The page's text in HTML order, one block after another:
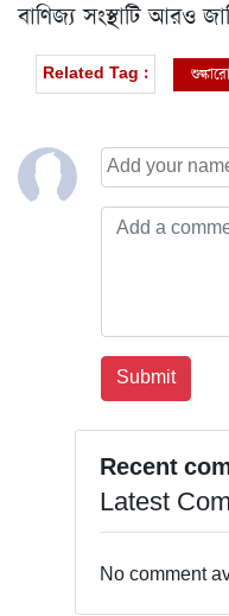
বাণিজ্য সংস্থাটি আরও
Related Tag :
Recent
Latest
No comment